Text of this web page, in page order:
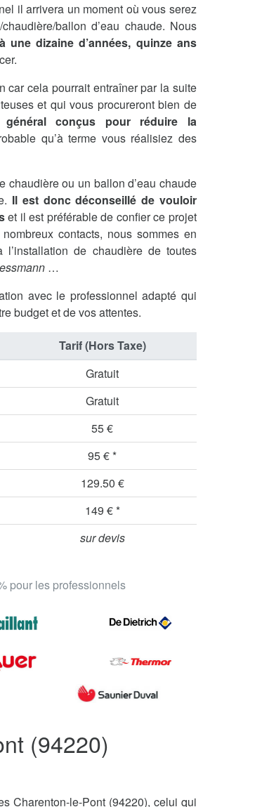
il arrivera un moment où vous serez
ballon d’eau chaude. Nous
une dizaine d’années, quinze ans
car cela pourrait entraîner par la suite
et qui vous procureront bien de
conçus pour réduire la
qu’à terme vous réalisiez des
chaudière ou un ballon d’eau chaude
Il est donc déconseillé de vouloir
et il est préférable de confier ce projet
contacts, nous sommes en
de chaudière de toutes
…
avec le professionnel adapté qui
budget et de vos attentes.
pour les professionnels
Tarif (Hors Taxe)
Gratuit
Gratuit
55 €
95 € *
129.50 €
149 € *
sur devis
(94220)
Charenton-le-Pont (94220), celui qui